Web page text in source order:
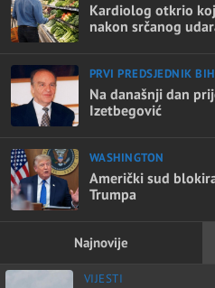
Kardiolog otkrio
nakon srčanog
PRVI PREDSJEDNIK BIH
Na današnji dan
Izetbegović
WASHINGTON
Američki sud
Trumpa
Najnovije
VIJESTI